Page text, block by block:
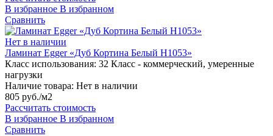
В избранное В избранном
Сравнить
Нет в наличии
Ламинат Egger «Дуб Кортина Белый H1053»
Класс использования: 32 Класс - коммерческий, умеренные
нагрузки
Наличие товара: Нет в наличии
805 руб./м2
Рассчитать стоимость
В избранное В избранном
Сравнить